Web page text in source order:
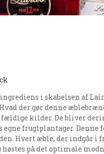
i skabelsen af
der gør denne
kilder. De bliver
frugtplantager.
Hvert æble, der indgår
på det optimale